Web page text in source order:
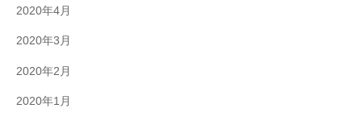
2020年4月
2020年3月
2020年2月
2020年1月